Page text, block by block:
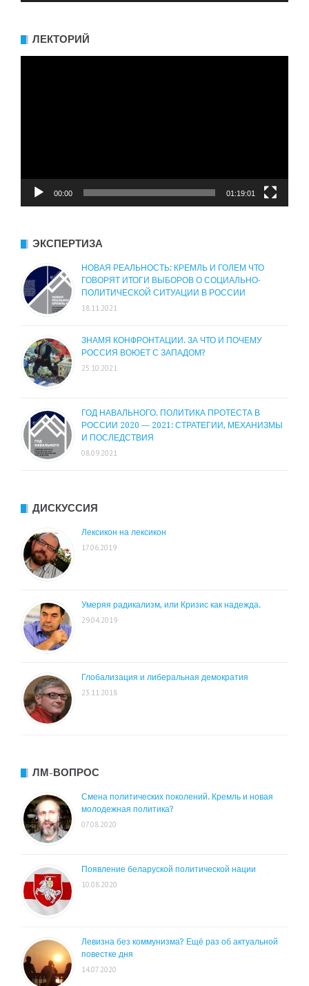
ЛЕКТОРИЙ
00:00 01:19:01
ЭКСПЕРТИЗА
НОВАЯ РЕАЛЬНОСТЬ: КРЕМЛЬ И ГОЛЕМ ЧТО
ГОВОРЯТ ИТОГИ ВЫБОРОВ О СОЦИАЛЬНО-
ПОЛИТИЧЕСКОЙ СИТУАЦИИ В РОССИИ
18.11.2021
ЗНАМЯ КОНФРОНТАЦИИ. ЗА ЧТО И ПОЧЕМУ
РОССИЯ ВОЮЕТ С ЗАПАДОМ?
25.10.2021
ГОД НАВАЛЬНОГО. ПОЛИТИКА ПРОТЕСТА В
РОССИИ 2020 — 2021: СТРАТЕГИИ, МЕХАНИЗМЫ
И ПОСЛЕДСТВИЯ
08.09.2021
ДИСКУССИЯ
Лексикон на лексикон
17.06.2019
Умеряя радикализм, или Кризис как надежда.
29.04.2019
Глобализация и либеральная демократия
23.11.2018
ЛМ-ВОПРОС
Смена политических поколений. Кремль и новая
молодежная политика?
07.08.2020
Появление беларуской политической нации
10.08.2020
Левизна без коммунизма? Ещё раз об актуальной
повестке дня
14.07.2020